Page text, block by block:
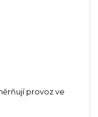
provoz ve